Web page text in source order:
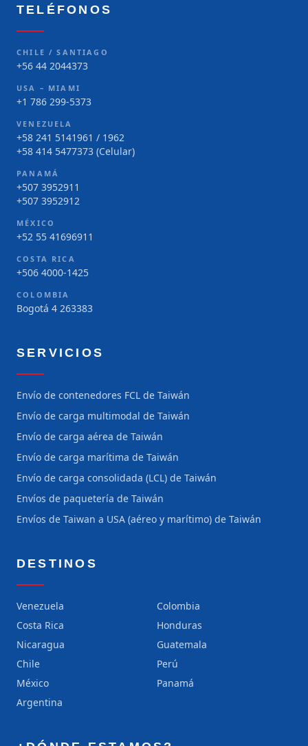
TELÉFONOS
CHILE / SANTIAGO
+56 44 2044373
USA – MIAMI
+1 786 299-5373
VENEZUELA
+58 241 5141961 / 1962
+58 414 5477373 (Celular)
PANAMÁ
+507 3952911
+507 3952912
MÉXICO
+52 55 41696911
COSTA RICA
+506 4000-1425
COLOMBIA
Bogotá 4 263383
SERVICIOS
Envío de contenedores FCL de Taiwán
Envío de carga multimodal de Taiwán
Envío de carga aérea de Taiwán
Envío de carga marítima de Taiwán
Envío de carga consolidada (LCL) de Taiwán
Envíos de paquetería de Taiwán
Envíos de Taiwan a USA (aéreo y marítimo) de Taiwán
DESTINOS
Venezuela
Colombia
Costa Rica
Honduras
Nicaragua
Guatemala
Chile
Perú
México
Panamá
Argentina